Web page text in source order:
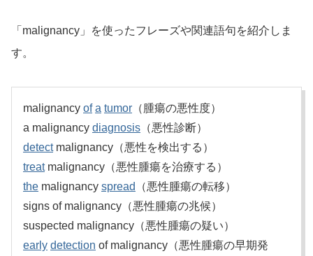
「malignancy」を使ったフレーズや関連語句を紹介しま
す。
malignancy of a tumor （腫瘍の悪性度）
a malignancy diagnosis （悪性診断）
detectmalignancy（悪性を検出する）
treatmalignancy（悪性腫瘍を治療する）
the malignancy spread
（悪性腫瘍の転移）
signs of malignancy（悪性腫瘍の兆候）
suspected malignancy（悪性腫瘍の疑い）
early detection of malignancy（悪性腫瘍の早期発